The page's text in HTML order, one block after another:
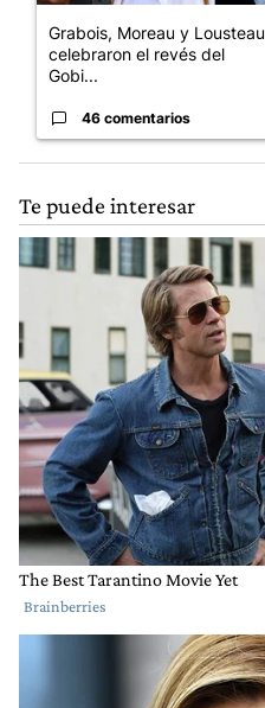
Grabois, Moreau y Lousteau
celebraron el revés del
Gobi...
46 comentarios